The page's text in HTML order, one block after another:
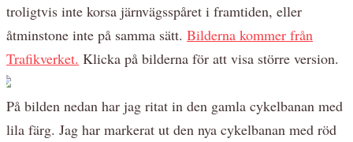
troligtvis inte korsa järnvägsspåret i framtiden, eller
åtminstone inte på samma sätt. Bilderna kommer från
Trafikverket. Klicka på bilderna för att visa större version.
På bilden nedan har jag ritat in den gamla cykelbanan med
lila färg. Jag har markerat ut den nya cykelbanan med röd